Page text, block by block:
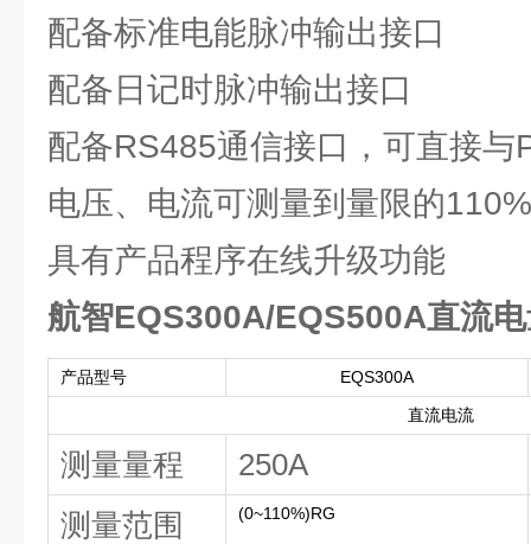
配备标准电能脉冲输出接口
配备日记时脉冲输出接口
配备RS485通信接口，可直接与
电压、电流可测量到量限的110%
具有产品程序在线升级功能
航智EQS300A/EQS500A直流
产品型号
EQS300A
直流电流
测量量程
250A
测量范围
(0~110%)RG